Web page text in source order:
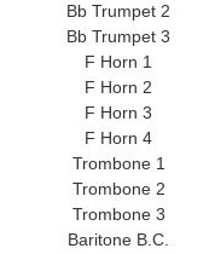
Bb Trumpet 2
Bb Trumpet 3
F Horn 1
F Horn 2
F Horn 3
F Horn 4
Trombone 1
Trombone 2
Trombone 3
Baritone B.C.